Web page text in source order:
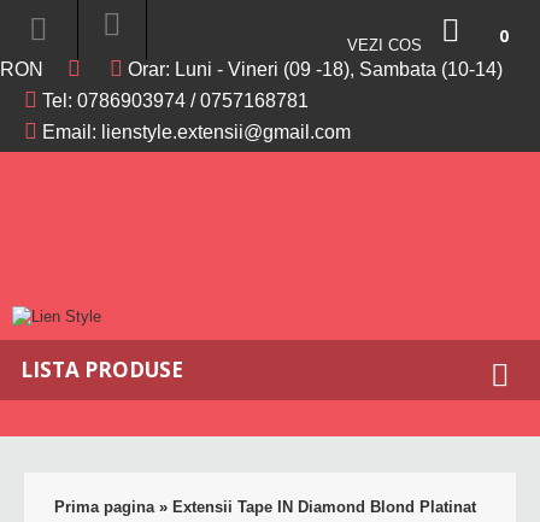
RON
Orar: Luni - Vineri (09 -18), Sambata (10-14)
Tel: 0786903974 /0757168781
Email: lienstyle.extensii@gmail.com
VEZI COS
0
-
LISTA PRODUSE
Prima pagina» Extensii Tape IN Diamond Blond Platinat